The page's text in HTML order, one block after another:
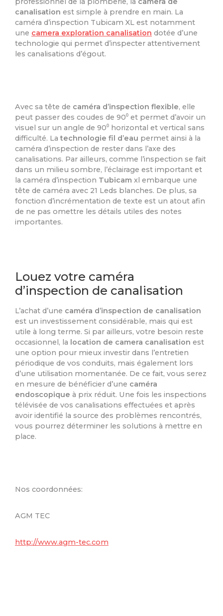
canalisation est simple à prendre en main. La
caméra d’inspection Tubicam XL est notamment
une camera exploration canalisation dotée d’une
technologie qui permet d’inspecter attentivement
les canalisations d’égout.
Avec sa tête de caméra d’inspection flexible, elle
peut passer des coudes de 90⁰ et permet d’avoir un
visuel sur un angle de 90⁰ horizontal et vertical sans
difficulté. Latechnologie fil d’eau permet ainsi à la
caméra d’inspection de rester dans l’axe des
canalisations. Par ailleurs, comme l’inspection se fait
dans un milieu sombre, l’éclairage est important et
la caméra d’inspection Tubicam xl embarque une
tête de caméra avec 21 Leds blanches. De plus, sa
fonction d’incrémentation de texte est un atout afin
de ne pas omettre les détails utiles des notes
importantes.
Louez votre caméra
d’inspection de canalisation
L’achat d’une caméra d’inspection de canalisation
est un investissement considérable, mais qui est
utile à long terme. Si par ailleurs, votre besoin reste
occasionnel, la location de camera canalisation est
une option pour mieux investir dans l’entretien
périodique de vos conduits, mais également lors
d’une utilisation momentanée. De ce fait, vous serez
en mesure de bénéficier d’une caméra
endoscopique à prix réduit. Une fois les inspections
télévisée de vos canalisations effectuées et après
avoir identifié la source des problèmes rencontrés,
vous pourrez déterminer les solutions à mettre en
place.
Nos coordonnées:
AGM TEC
http://www.agm-tec.com